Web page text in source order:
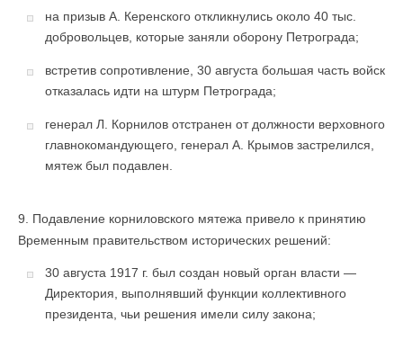
на призыв А. Керенского откликнулись около 40 тыс.
добровольцев, которые заняли оборону Петрограда;
встретив сопротивление, 30 августа большая часть войск
отказалась идти на штурм Петрограда;
генерал Л. Корнилов отстранен от должности верховного
главнокомандующего, генерал А. Крымов застрелился,
мятеж был подавлен.
9. Подавление корниловского мятежа привело к принятию
Временным правительством исторических решений:
30 августа 1917 г. был создан новый орган власти —
Директория, выполнявший функции коллективного
президента, чьи решения имели силу закона;